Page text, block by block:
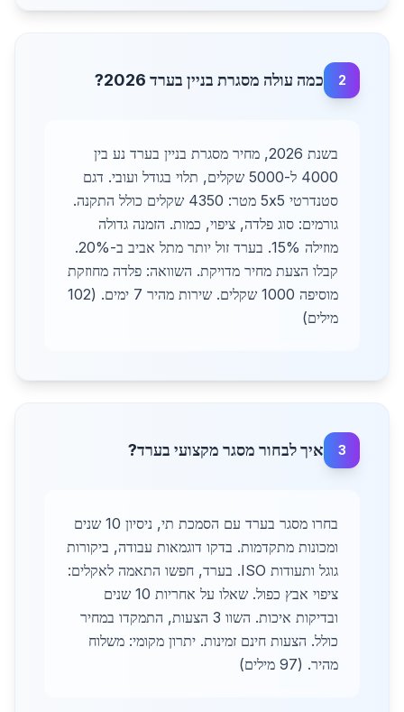
2 כמה עולה מסגרת בניין בערד 2026?
בשנת 2026, מחיר מסגרת בניין בערד נע בין
4000 ל-5000 שקלים, תלוי בגודל ועובי. דגם
סטנדרטי 5x5 מטר: 4350 שקלים כולל התקנה.
גורמים: סוג פלדה, ציפוי, כמות. הזמנה גדולה
מוזילה 15%. בערד זול יותר מתל אביב ב-20%.
קבלו הצעת מחיר מדויקת. השוואה: פלדה מחוזקת
מוסיפה 1000 שקלים. שירות מהיר 7 ימים. (102
מילים)
3 איך לבחור מסגר מקצועי בערד?
בחרו מסגר בערד עם הסמכת תי, ניסיון 10 שנים
ומכונות מתקדמות. בדקו דוגמאות עבודה, ביקורות
גוגל ותעודות ISO. בערד, חפשו התאמה לאקלים:
ציפוי אבץ כפול. שאלו על אחריות 10 שנים
ובדיקות איכות. השוו 3 הצעות, התמקדו במחיר
כולל. הצעות חינם זמינות. יתרון מקומי: משלוח
מהיר. (97 מילים)